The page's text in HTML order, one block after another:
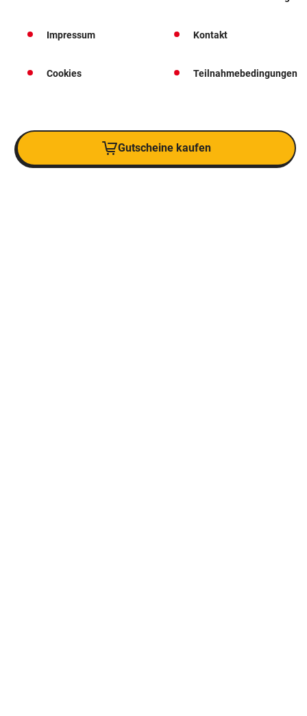
Impressum Kontakt
Cookies Teilnahmebedingungen
Gutscheine kaufen